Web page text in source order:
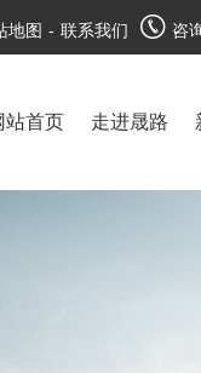
地图 - 联系我们 咨
站首页 走进晟路